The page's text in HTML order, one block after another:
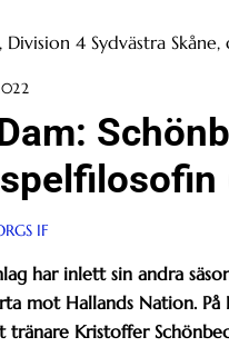
IF
har inlett sin andra
mot Hallands Nation. På
tränare Kristoffer